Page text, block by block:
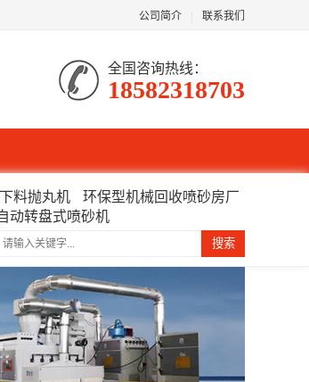
公司简介 联系我们
全国咨询热线：
18582318703
料抛丸机
环保型机械回收喷砂房厂
动转盘式喷砂机
搜索